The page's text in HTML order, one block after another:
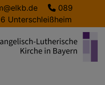
089
Unterschleißheim